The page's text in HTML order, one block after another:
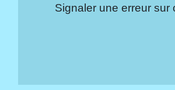
Signaler une erreur sur